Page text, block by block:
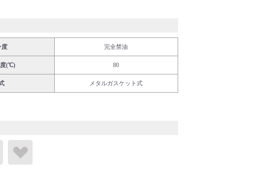
度 完全禁油
度(℃) 80
メタルガスケット式
トリ
バイオメディカル・フード